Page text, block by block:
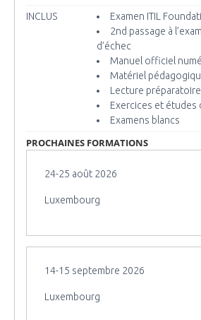
INCLUS
Examen ITIL
2nd passage à
d’échec
Manuel officiel
Matériel
Lecture préparatoire
Exercices et études
Examens blancs
PROCHAINES FORMATIONS
24-25 août 2026
Luxembourg
14-15 septembre 2026
Luxembourg